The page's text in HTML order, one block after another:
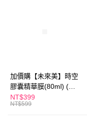
悠遊付
Google Pay
全盈+PAY
加價購【未來美】時空
膠囊精華膜(80ml) (褪
色/盒損/短效良品)
NT$399
NT$599